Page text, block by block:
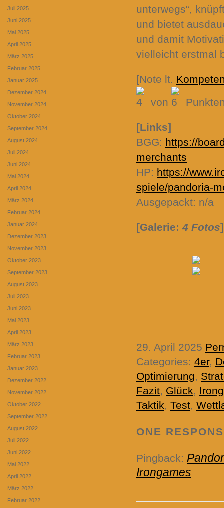
unterwegs“,
und bietet
und damit
vielleicht erstmal
[Note lt.
von
[Links]
BGG: https://
merchants
HP: https://
spiele/pandoria-
Ausgepackt: n/a
[Galerie:4 Fotos]
29. April 2025
Categories: 4er,
Optimierung,
Fazit, Glück,
Taktik, Test,
ONE
Pingback:
Irongames
Juli 2025
Juni 2025
Mai 2025
April 2025
März 2025
Februar 2025
Januar 2025
Dezember 2024
November 2024
Oktober 2024
September 2024
August 2024
Juli 2024
Juni 2024
Mai 2024
April 2024
März 2024
Februar 2024
Januar 2024
Dezember 2023
November 2023
Oktober 2023
September 2023
August 2023
Juli 2023
Juni 2023
Mai 2023
April 2023
März 2023
Februar 2023
Januar 2023
Dezember 2022
November 2022
Oktober 2022
September 2022
August 2022
Juli 2022
Juni 2022
Mai 2022
April 2022
März 2022
Februar 2022